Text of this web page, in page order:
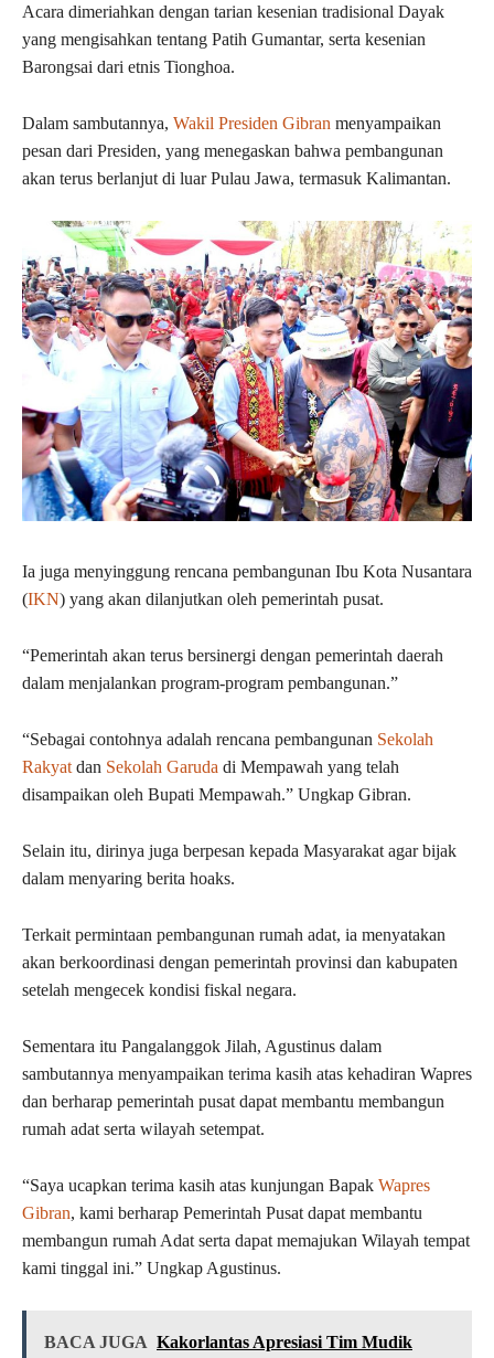
Acara dimeriahkan dengan tarian kesenian tradisional Dayak
yang mengisahkan tentang Patih Gumantar, serta kesenian
Barongsai dari etnis Tionghoa.
Dalam sambutannya, Wakil Presiden Gibran menyampaikan
pesan dari Presiden, yang menegaskan bahwa pembangunan
akan terus berlanjut di luar Pulau Jawa, termasuk Kalimantan.
Ia juga menyinggung rencana pembangunan Ibu Kota Nusantara
(IKN) yang akan dilanjutkan oleh pemerintah pusat.
“Pemerintah akan terus bersinergi dengan pemerintah daerah
dalam menjalankan program-program pembangunan.”
“Sebagai contohnya adalah rencana pembangunan Sekolah
Rakyat dan Sekolah Garuda di Mempawah yang telah
disampaikan oleh Bupati Mempawah.” Ungkap Gibran.
Selain itu, dirinya juga berpesan kepada Masyarakat agar bijak
dalam menyaring berita hoaks.
Terkait permintaan pembangunan rumah adat, ia menyatakan
akan berkoordinasi dengan pemerintah provinsi dan kabupaten
setelah mengecek kondisi fiskal negara.
Sementara itu Pangalanggok Jilah, Agustinus dalam
sambutannya menyampaikan terima kasih atas kehadiran Wapres
dan berharap pemerintah pusat dapat membantu membangun
rumah adat serta wilayah setempat.
“Saya ucapkan terima kasih atas kunjungan Bapak Wapres
Gibran, kami berharap Pemerintah Pusat dapat membantu
membangun rumah Adat serta dapat memajukan Wilayah tempat
kami tinggal ini.” Ungkap Agustinus.
BACA JUGA Kakorlantas Apresiasi Tim Mudik